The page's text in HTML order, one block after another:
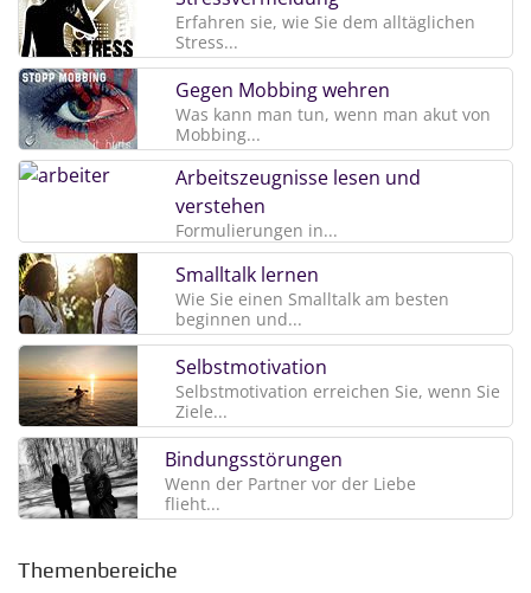
Erfahren sie, wie Sie dem alltäglichen
Stress...
Gegen Mobbing wehren
Was kann man tun, wenn man akut von
Mobbing...
Arbeitszeugnisse lesen und
verstehen
Formulierungen in...
Smalltalk lernen
Wie Sie einen Smalltalk am besten
beginnen und...
Selbstmotivation
Selbstmotivation erreichen Sie, wenn Sie
Ziele...
Bindungsstörungen
Wenn der Partner vor der Liebe
flieht...
Themenbereiche